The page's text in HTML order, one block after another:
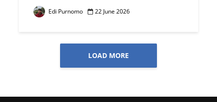
Edi Purnomo 22 June 2026
LOAD MORE